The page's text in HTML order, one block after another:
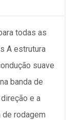
todas as
A estrutura
suave
banda de
e a
de rodagem